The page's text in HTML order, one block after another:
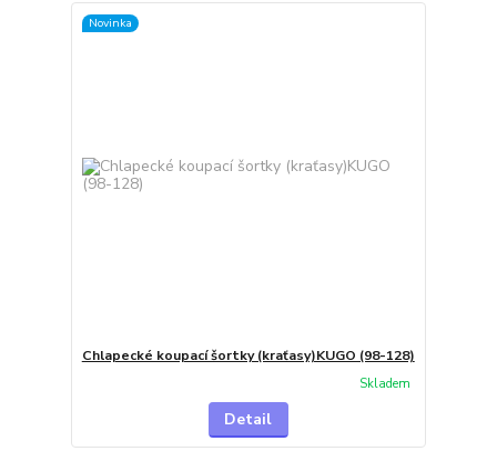
Novinka
Chlapecké koupací šortky (kraťasy)KUGO (98-128)
Skladem
Detail